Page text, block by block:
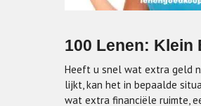
100 Lenen: Klein
Heeft u snel wat extra geld
lijkt, kan het in bepaalde
wat extra financiële ruimte,